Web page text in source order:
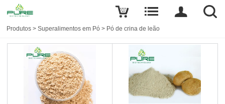
Produtos >Superalimentos em Pó > Pó de crina de leão